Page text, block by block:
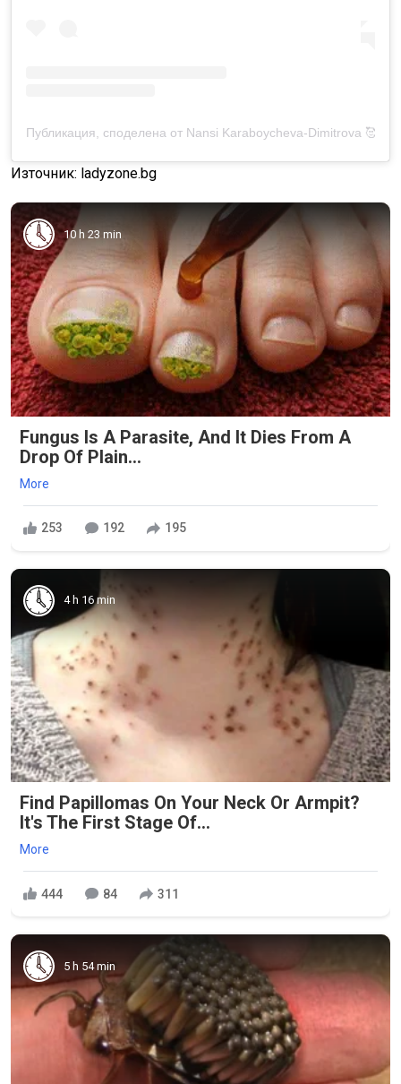
Публикация, споделена от Nansi Karaboycheva-Dimitrova 🥰
Източник: ladyzone.bg
10 h 23 min
Fungus Is A Parasite, And It Dies From A
Drop Of Plain...
More
253 192 195
4 h 16 min
Find Papillomas On Your Neck Or Armpit?
It's The First Stage Of...
More
444 84 311
5 h 54 min